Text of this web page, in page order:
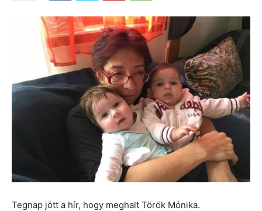
Tegnap jött a hír, hogy meghalt Török Mónika.